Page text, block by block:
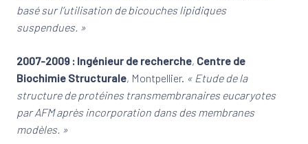
basé sur l’utilisation de bicouches lipidiques
suspendues. »
2007-2009 : Ingénieur de recherche, Centre de
Biochimie Structurale, Montpellier. « Etude de la
structure de protéines transmembranaires eucaryotes
par AFM après incorporation dans des membranes
modèles. »